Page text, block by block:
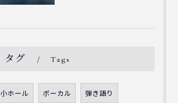
タグ Tags
小ホール ボーカル 弾き語り